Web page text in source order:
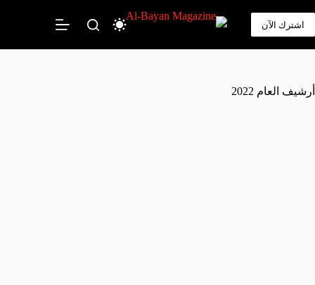
اشترك الآن
أرشيف العام 2022